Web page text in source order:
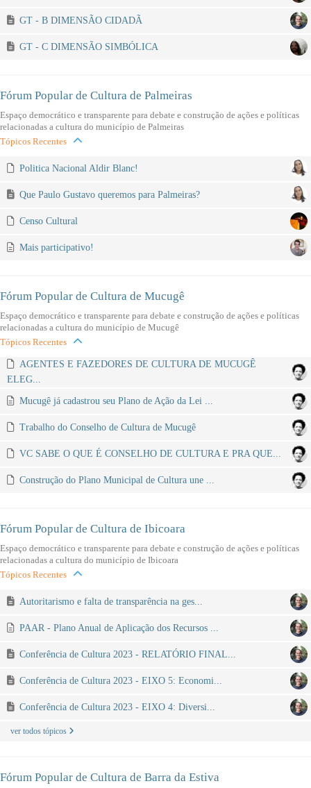
GT - B DIMENSÃO CIDADÃ
GT - C DIMENSÃO SIMBÓLICA
Fórum Popular de Cultura de Palmeiras
Espaço democrático e transparente para debate e construção de ações e políticas
relacionadas a cultura do município de Palmeiras
Tópicos Recentes
Politica Nacional Aldir Blanc!
Que Paulo Gustavo queremos para Palmeiras?
Censo Cultural
Mais participativo!
Fórum Popular de Cultura de Mucugê
Espaço democrático e transparente para debate e construção de ações e políticas
relacionadas a cultura do município de Mucugê
Tópicos Recentes
AGENTES E FAZEDORES DE CULTURA DE MUCUGÊ
ELEG...
Mucugê já cadastrou seu Plano de Ação da Lei ...
Trabalho do Conselho de Cultura de Mucugê
VC SABE O QUE É CONSELHO DE CULTURA E PRA QUE...
Construção do Plano Municipal de Cultura une ...
Fórum Popular de Cultura de Ibicoara
Espaço democrático e transparente para debate e construção de ações e políticas
relacionadas a cultura do município de Ibicoara
Tópicos Recentes
Autoritarismo e falta de transparência na ges...
PAAR - Plano Anual de Aplicação dos Recursos ...
Conferência de Cultura 2023 - RELATÓRIO FINAL...
Conferência de Cultura 2023 - EIXO 5: Economi...
Conferência de Cultura 2023 - EIXO 4: Diversi...
ver todos tópicos
Fórum Popular de Cultura de Barra da Estiva